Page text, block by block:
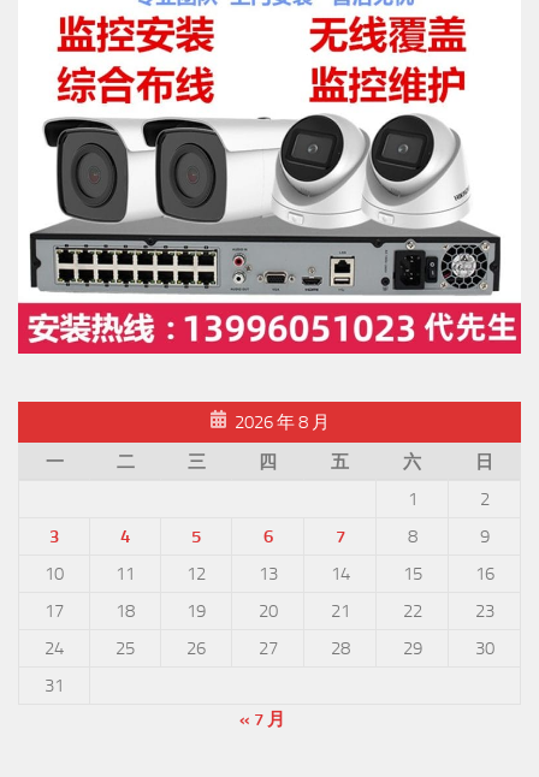
2026 年 8 月
一
二 三 四 五 六
日
1
2
3
4 5 6 7 8
9
10
11 12 13 14 15
16
17
18 19 20 21 22
23
24
25 26 27 28 29
30
31
« 7 月